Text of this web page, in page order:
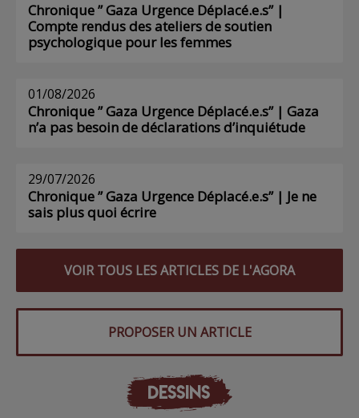
Chronique ” Gaza Urgence Déplacé.e.s” |
Compte rendus des ateliers de soutien
psychologique pour les femmes
01/08/2026
Chronique ” Gaza Urgence Déplacé.e.s” | Gaza
n’a pas besoin de déclarations d’inquiétude
29/07/2026
Chronique ” Gaza Urgence Déplacé.e.s” | Je ne
sais plus quoi écrire
VOIR TOUS LES ARTICLES DE L'AGORA
PROPOSER UN ARTICLE
DESSINS